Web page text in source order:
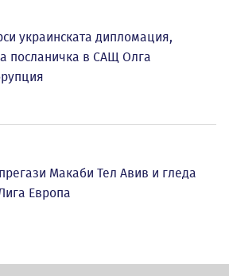
украинската дипломация,
посланичка в САЩ Олга
Макаби Тел Авив и гледа
Европа